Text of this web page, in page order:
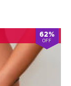
62%
OFF